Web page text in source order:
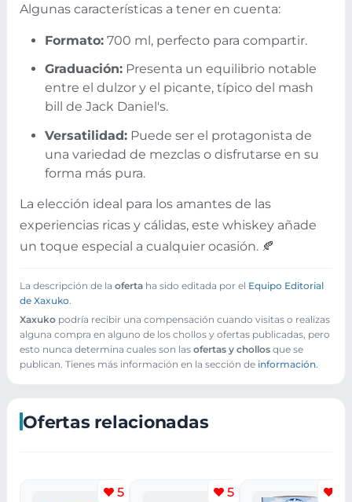
Algunas características a tener en cuenta:
Formato: 700 ml, perfecto para compartir.
Graduación: Presenta un equilibrio notable
entre el dulzor y el picante, típico del mash
bill de Jack Daniel's.
Versatilidad: Puede ser el protagonista de
una variedad de mezclas o disfrutarse en su
forma más pura.
La elección ideal para los amantes de las
experiencias ricas y cálidas, este whiskey añade
un toque especial a cualquier ocasión. 🍂
La descripción de la oferta ha sido editada por el Equipo Editorial
de Xaxuko
Xaxuko podría recibir una compensación cuando visitas o realizas
alguna compra en alguno de los chollos y ofertas publicadas, pero
esto nunca determina cuales son las ofertas y chollos que se
publican. Tienes más información en la sección de información
Ofertas relacionadas
5 5